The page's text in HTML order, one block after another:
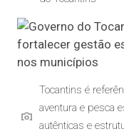
Tocantins é
aventura e pesca
autênticas e